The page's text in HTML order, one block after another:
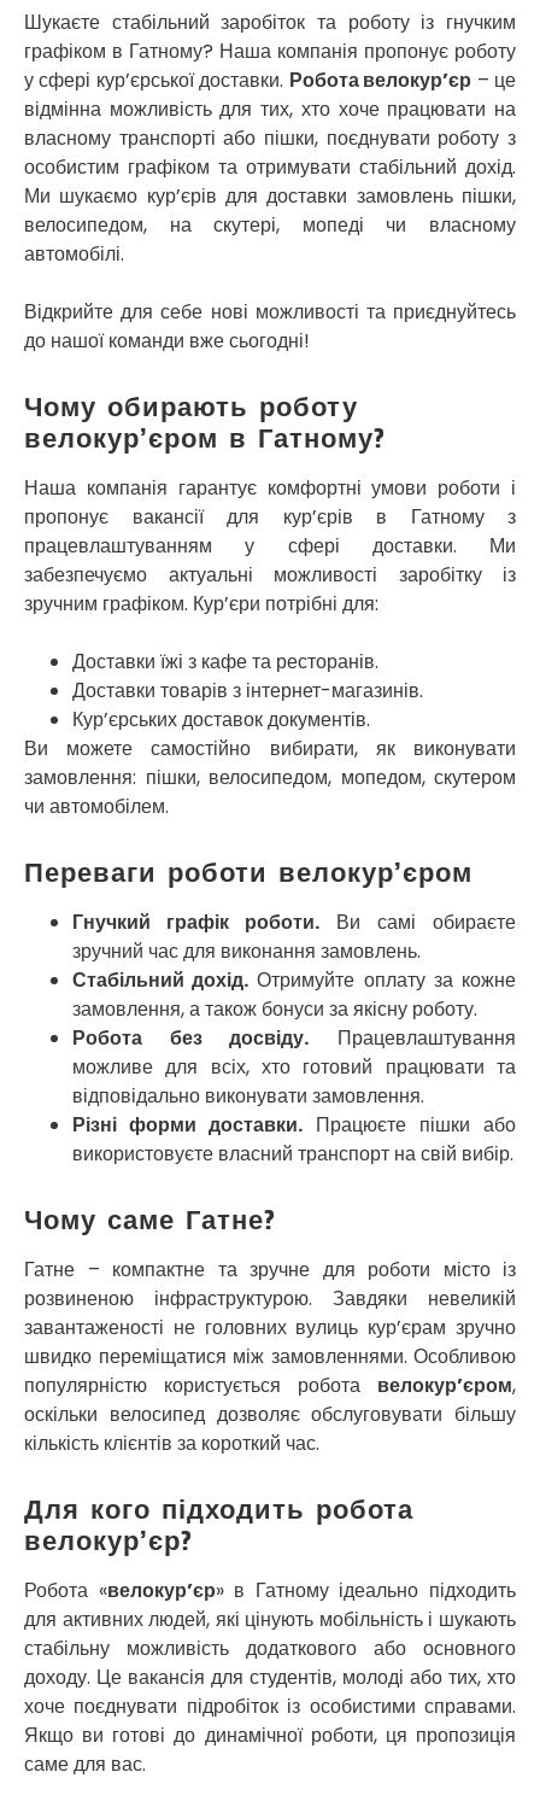
Шукаєте стабільний заробіток та роботу із гнучким
графіком в Гатному? Наша компанія пропонує роботу
у сфері кур’єрської доставки. Робота велокур’єр – це
відмінна можливість для тих, хто хоче працювати на
власному транспорті або пішки, поєднувати роботу з
особистим графіком та отримувати стабільний дохід.
Ми шукаємо кур’єрів для доставки замовлень пішки,
велосипедом, на скутері, мопеді чи власному
автомобілі.
Відкрийте для себе нові можливості та приєднуйтесь
до нашої команди вже сьогодні!
Чому обирають роботу
велокур’єром в Гатному?
Наша компанія гарантує комфортні умови роботи і
пропонує вакансії для кур’єрів в Гатному з
працевлаштуванням у сфері доставки. Ми
забезпечуємо актуальні можливості заробітку із
зручним графіком. Кур’єри потрібні для:
Доставки їжі з кафе та ресторанів.
Доставки товарів з інтернет-магазинів.
Кур’єрських доставок документів.
Ви можете самостійно вибирати, як виконувати
замовлення: пішки, велосипедом, мопедом, скутером
чи автомобілем.
Переваги роботи велокур’єром
Гнучкий графік роботи. Ви самі обираєте
зручний час для виконання замовлень.
Стабільний дохід. Отримуйте оплату за кожне
замовлення, а також бонуси за якісну роботу.
Робота без досвіду. Працевлаштування
можливе для всіх, хто готовий працювати та
відповідально виконувати замовлення.
Різні форми доставки. Працюєте пішки або
використовуєте власний транспорт на свій вибір.
Чому саме Гатне?
Гатне – компактне та зручне для роботи місто із
розвиненою інфраструктурою. Завдяки невеликій
завантаженості не головних вулиць кур’єрам зручно
швидко переміщатися між замовленнями. Особливою
популярністю користується робота велокур’єром,
оскільки велосипед дозволяє обслуговувати більшу
кількість клієнтів за короткий час.
Для кого підходить робота
велокур’єр?
Робота «велокур’єр» в Гатному ідеально підходить
для активних людей, які цінують мобільність і шукають
стабільну можливість додаткового або основного
доходу. Це вакансія для студентів, молоді або тих, хто
хоче поєднувати підробіток із особистими справами.
Якщо ви готові до динамічної роботи, ця пропозиція
саме для вас.
Кропивницький
Крихівці
Крюківщина
Крижанівка
Ладижин
Лісники
Лиманка
Лозова
Лубни
Луцьк
Лука-Мелешківська
Львів
Малин
Миргород
Мукачево
Ніжин
Микитинці
Миколаїв
Нікополь
Новоолександрівка
Новосілки
Нововолинськ
Обухів
Обухівка
Одеса
Острог
Первомайськ
Пісочин
Петриків
Петропавлівська Борщагівка
Підгородне
Погреби
Покров
Полтава
Прилуки
Путивль
П’ятихатки
Рені
Решетилівка
Ромни
Рівне
Рудне
Самбір
Щасливе
Шепетівка
Шостка
Славута
Славутич
Сміла
Софіївська Борщагівка
Сокільники
Солоницівка
Старокостянтинів
Старі Петрівці
Стебник